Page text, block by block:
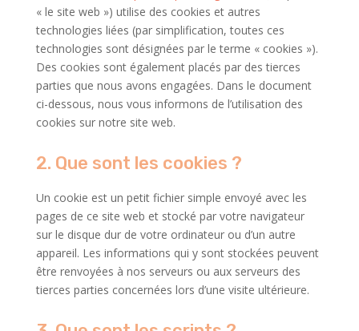
« le site web ») utilise des cookies et autres
technologies liées (par simplification, toutes ces
technologies sont désignées par le terme « cookies »).
Des cookies sont également placés par des tierces
parties que nous avons engagées. Dans le document
ci-dessous, nous vous informons de l’utilisation des
cookies sur notre site web.
2. Que sont les cookies ?
Un cookie est un petit fichier simple envoyé avec les
pages de ce site web et stocké par votre navigateur
sur le disque dur de votre ordinateur ou d’un autre
appareil. Les informations qui y sont stockées peuvent
être renvoyées à nos serveurs ou aux serveurs des
tierces parties concernées lors d’une visite ultérieure.